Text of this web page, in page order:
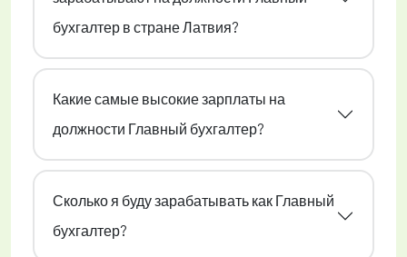
бухгалтер в стране Латвия?
Какие самые высокие зарплаты на
должности Главный бухгалтер?
Сколько я буду зарабатывать как Главный
бухгалтер?